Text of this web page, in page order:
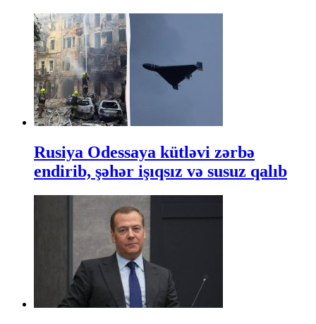
Rusiya Odessaya kütləvi zərbə
endirib, şəhər işıqsız və susuz qalıb